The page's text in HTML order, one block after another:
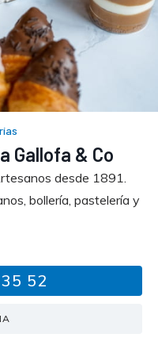
Gallofa & Co
desde 1891.
bollería, pastelería y
52